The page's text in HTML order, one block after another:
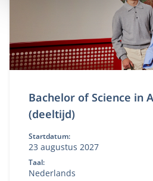
Bachelor of Science in
(deeltijd)
Startdatum:
23 augustus 2027
Taal:
Nederlands